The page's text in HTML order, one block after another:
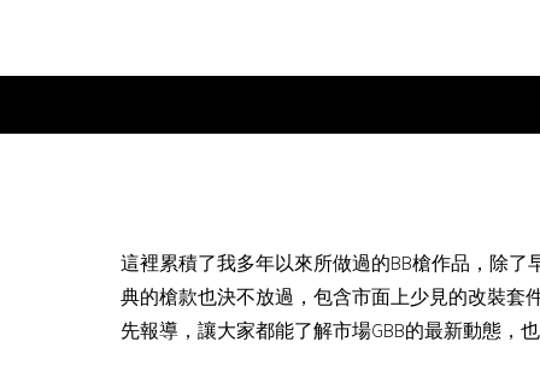
這裡累積了我多年以來所做過的BB槍作品，除
典的槍款也決不放過，包含市面上少見的改裝套
先報導，讓大家都能了解市場GBB的最新動態，